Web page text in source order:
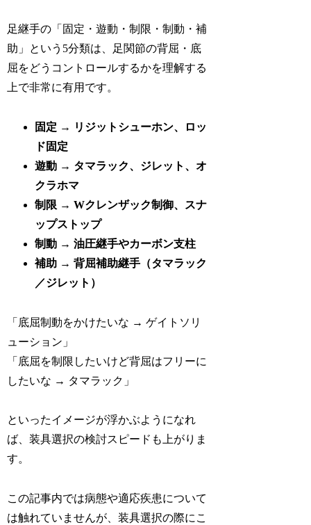
足継手の「固定・遊動・制限・制動・補
助」という5分類は、足関節の背屈・底
屈をどうコントロールするかを理解する
上で非常に有用です。
固定 → リジットシューホン、ロッ
ド固定
遊動 → タマラック、ジレット、オ
クラホマ
制限 → Wクレンザック制御、スナ
ップストップ
制動 → 油圧継手やカーボン支柱
補助 → 背屈補助継手（タマラック
／ジレット）
「底屈制動をかけたいな → ゲイトソリ
ューション」
「底屈を制限したいけど背屈はフリーに
したいな → タマラック」
といったイメージが浮かぶようになれ
ば、装具選択の検討スピードも上がりま
す。
この記事内では病態や適応疾患について
は触れていませんが、装具選択の際にこ